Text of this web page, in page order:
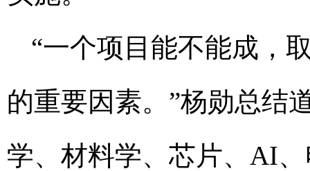
“一个项目能不能成，
的重要因素。”杨勋总结
学、材料学、芯片、AI